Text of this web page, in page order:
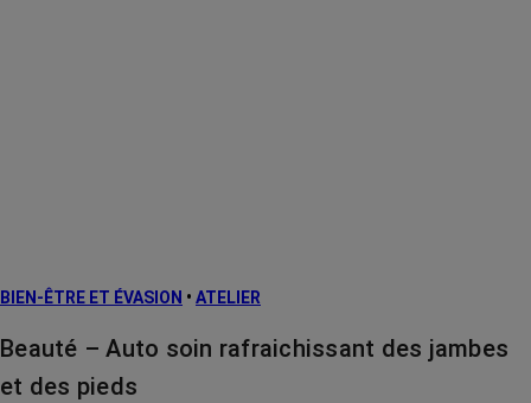
BIEN-ÊTRE ET ÉVASION • ATELIER
Beauté – Auto soin rafraichissant des jambes
et des pieds